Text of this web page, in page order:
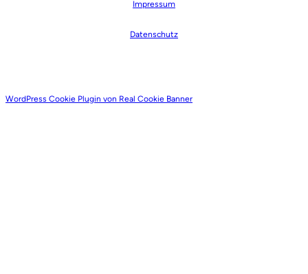
Impressum
Datenschutz
WordPress Cookie Plugin von Real Cookie Banner